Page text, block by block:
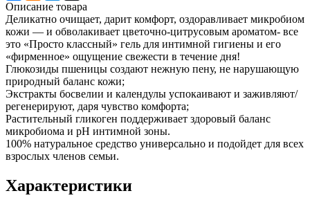
Описание товара
Деликатно очищает, дарит комфорт, оздоравливает микробиом
кожи — и обволакивает цветочно-цитрусовым ароматом- все
это «Просто классный» гель для интимной гигиены и его
«фирменное» ощущение свежести в течение дня!
Глюкозиды пшеницы создают нежную пену, не нарушающую
природный баланс кожи;
Экстракты босвелии и календулы успокаивают и заживляют/
регенерируют, даря чувство комфорта;
Растительный гликоген поддерживает здоровый баланс
микробиома и pH интимной зоны.
100% натуральное средство универсально и подойдет для всех
взрослых членов семьи.
Характеристики